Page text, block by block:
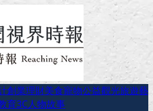
創業理財美食寵物公益觀光旅遊藝
育3C人物故事